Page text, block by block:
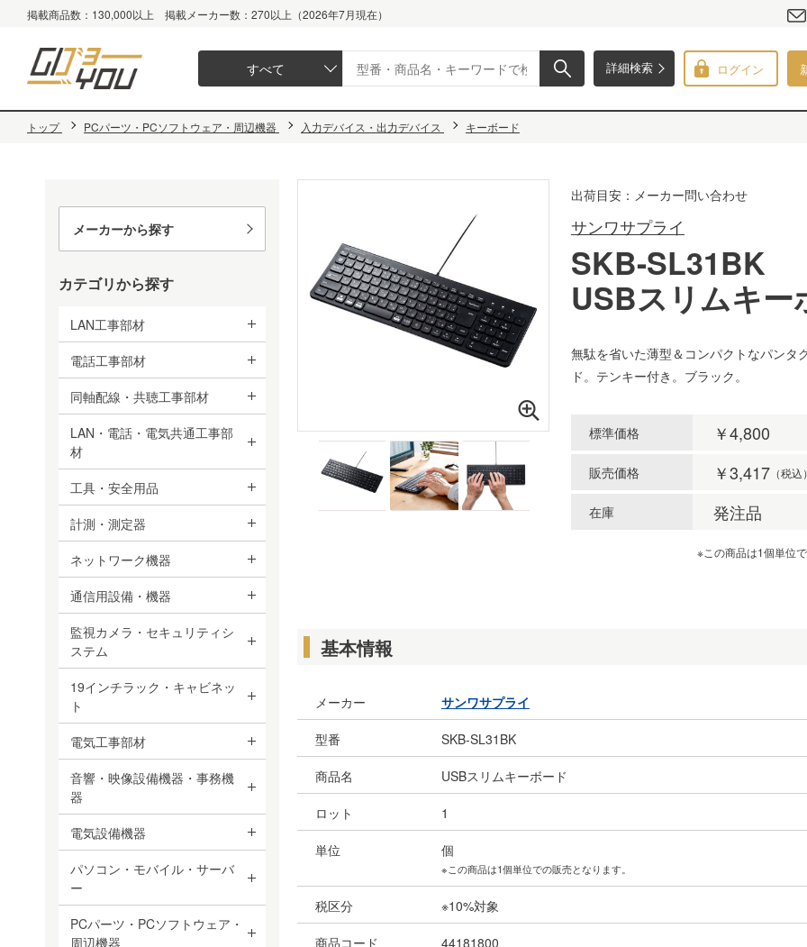
掲載商品数：130,000以上 掲載メーカー数：270以上（2026年7月現在）
詳細検索
すべて ログイン
トップ PCパーツ・PCソフトウェア・周辺機器 入力デバイス・出力デバイス キーボード
出荷目安：メーカー問い合わせ
サンワサプライ
SKB-SL31BK
USBスリムキー
無駄を省いた薄型＆コンパクトなパンタ
ド。テンキー付き。ブラック。
標準価格 ￥4,800
販売価格 ￥3,417 （税込）
在庫 発注品
※この商品は1個単位
基本情報
メーカー サンワサプライ
型番 SKB-SL31BK
商品名 USBスリムキーボード
ロット 1
単位 個
※この商品は1個単位での販売となります。
税区分 ※10%対象
商品コード 44181800
メーカーから探す
カテゴリから探す
LAN工事部材
電話工事部材
同軸配線・共聴工事部材
LAN・電話・電気共通工事部
材
工具・安全用品
計測・測定器
ネットワーク機器
通信用設備・機器
監視カメラ・セキュリティシ
ステム
19インチラック・キャビネッ
ト
電気工事部材
音響・映像設備機器・事務機
器
電気設備機器
パソコン・モバイル・サーバ
ー
PCパーツ・PCソフトウェア・
周辺機器